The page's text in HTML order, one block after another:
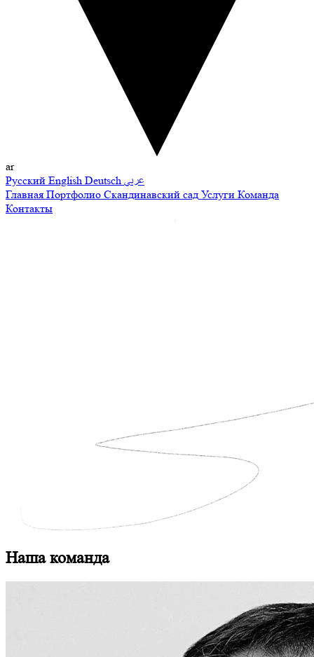
ar
Русский English Deutsch عربي
Главная Портфолио Скандинавский сад Услуги Команда
Контакты
Наша команда